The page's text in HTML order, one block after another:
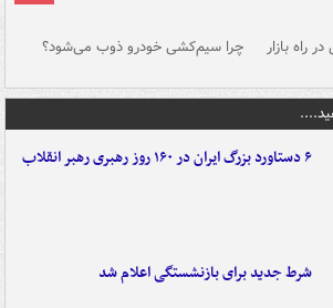
راه بازار چرا سیم‌کشی خودرو ذوب می‌شود؟
۶ دستاورد بزرگ ایران در ۱۶۰ روز رهبری رهبر انقلاب
شرط جدید برای بازنشستگی اعلام شد